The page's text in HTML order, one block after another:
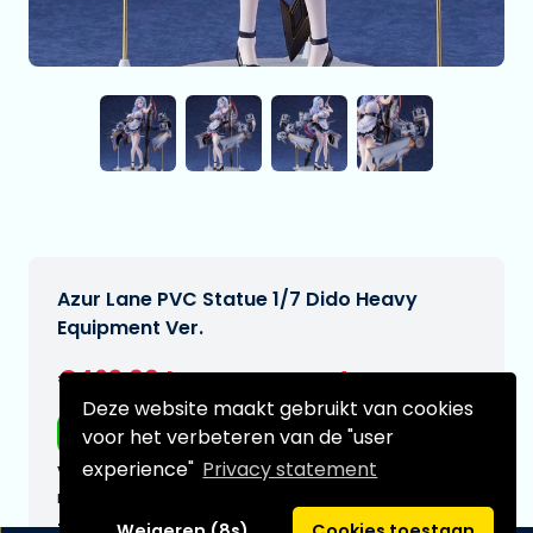
Deze website maakt gebruikt van cookies
voor het verbeteren van de "user
experience" Privacy statement
Azur Lane PVC Statue 1/7 Dido Heavy
Equipment Ver.
€469,00
Gratis verzending
Verwachtte leverdatum:
n.v.t.